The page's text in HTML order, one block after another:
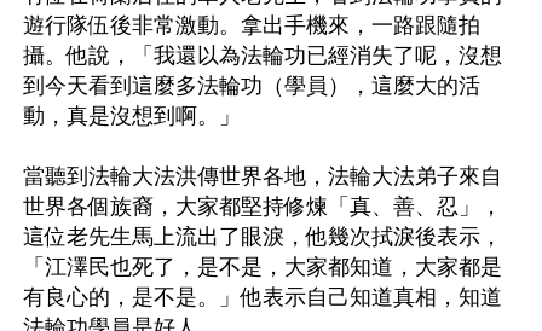
遊行隊伍後非常激動。拿出手機來，一路跟隨拍
攝。他說，「我還以為法輪功已經消失了呢，沒想
到今天看到這麼多法輪功（學員），這麼大的活
動，真是沒想到啊。」
當聽到法輪大法洪傳世界各地，法輪大法弟子來自
世界各個族裔，大家都堅持修煉「真、善、忍」，
這位老先生馬上流出了眼淚，他幾次拭淚後表示，
「江澤民也死了，是不是，大家都知道，大家都是
有良心的，是不是。」他表示自己知道真相，知道